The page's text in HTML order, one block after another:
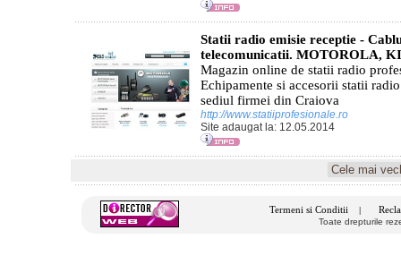
Statii radio emisie receptie -
telecomunicatii. MOTOROLA,
Magazin online de statii radio
Echipamente si accesorii statii
sediul firmei din Craiova
http://www.statiiprofesionale.ro
Site adaugat la: 12.05.2014
Termeni si Conditii
Toate drepturile